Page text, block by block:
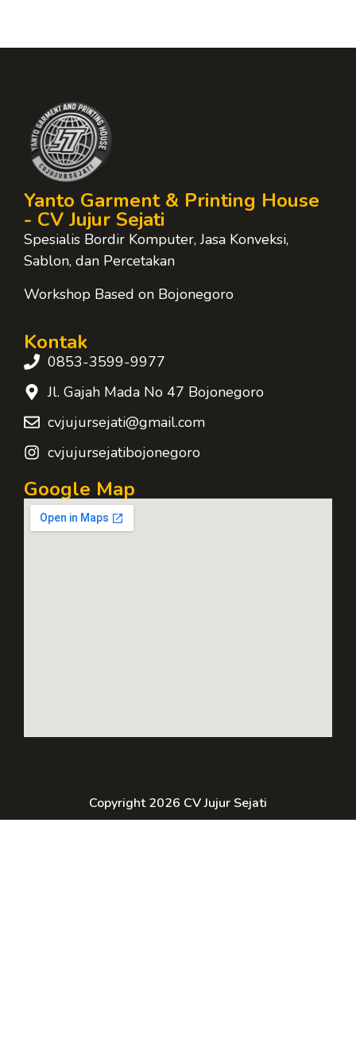
Yanto Garment & Printing House
- CV Jujur Sejati
Spesialis Bordir Komputer, Jasa Konveksi,
Sablon, dan Percetakan
Workshop Based on Bojonegoro
Kontak
0853-3599-9977
Jl. Gajah Mada No 47 Bojonegoro
cvjujursejati@gmail.com
cvjujursejatibojonegoro
Google Map
Copyright 2026 CV Jujur Sejati